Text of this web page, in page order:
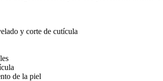
y corte de cutícula
de la piel